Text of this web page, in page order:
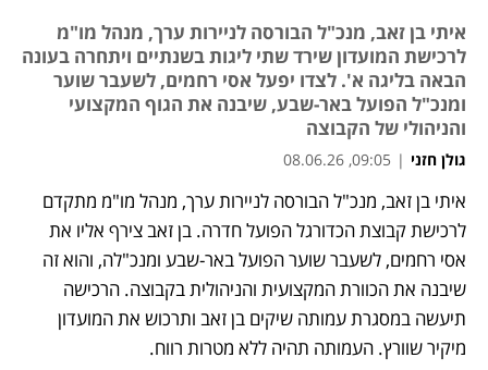
איתי בן זאב, מנכ"ל הבורסה לניירות ערך, מנהל מו"מ
לרכישת המועדון שירד שתי ליגות בשנתיים ויתחרה בעונה
הבאה בליגה א'. לצדו יפעל אסי רחמים, לשעבר שוער
ומנכ"ל הפועל באר-שבע, שיבנה את הגוף המקצועי
והניהולי של הקבוצה
גולן חזני |
09:05, 08.06.26
מיקיר שוורץ. העמותה תהיה ללא מטרות רווח.